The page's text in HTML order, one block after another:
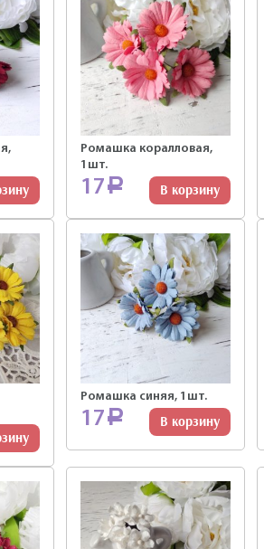
Ромашка коралловая,
1шт.
17 Р В корзину
Ромашка синяя, 1шт.
17 Р В корзину